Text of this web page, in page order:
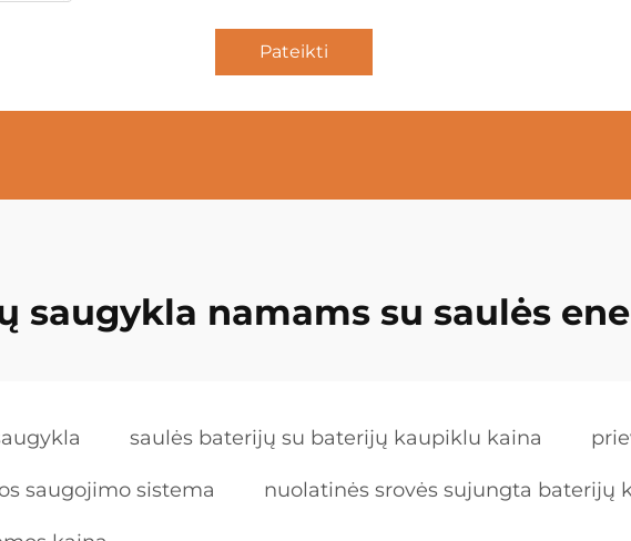
Pateikti
saugykla namams su saulės
saulės baterijų su baterijų kaupiklu kaina
saugojimo sistema nuolatinės srovės sujungta baterijų